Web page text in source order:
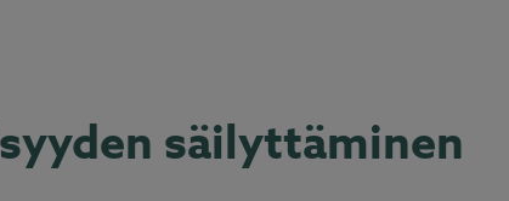
säilyttäminen